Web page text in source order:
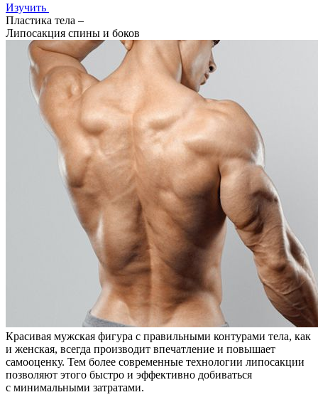
Изучить
Пластика тела –
Липосакция спины и боков
Красивая мужская фигура с правильными контурами тела, как
и женская, всегда производит впечатление и повышает
самооценку. Тем более современные технологии липосакции
позволяют этого быстро и эффективно добиваться
с минимальными затратами.